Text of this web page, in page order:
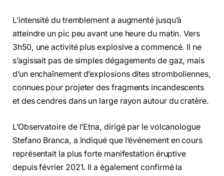
L’intensité du tremblement a augmenté jusqu’à
atteindre un pic peu avant une heure du matin. Vers
3h50, une activité plus explosive a commencé. Il ne
s’agissait pas de simples dégagements de gaz, mais
d’un enchaînement d’explosions dites stromboliennes,
connues pour projeter des fragments incandescents
et des cendres dans un large rayon autour du cratère.
L’Observatoire de l’Etna, dirigé par le volcanologue
Stefano Branca, a indiqué que l’événement en cours
représentait la plus forte manifestation éruptive
depuis février 2021. Il a également confirmé la